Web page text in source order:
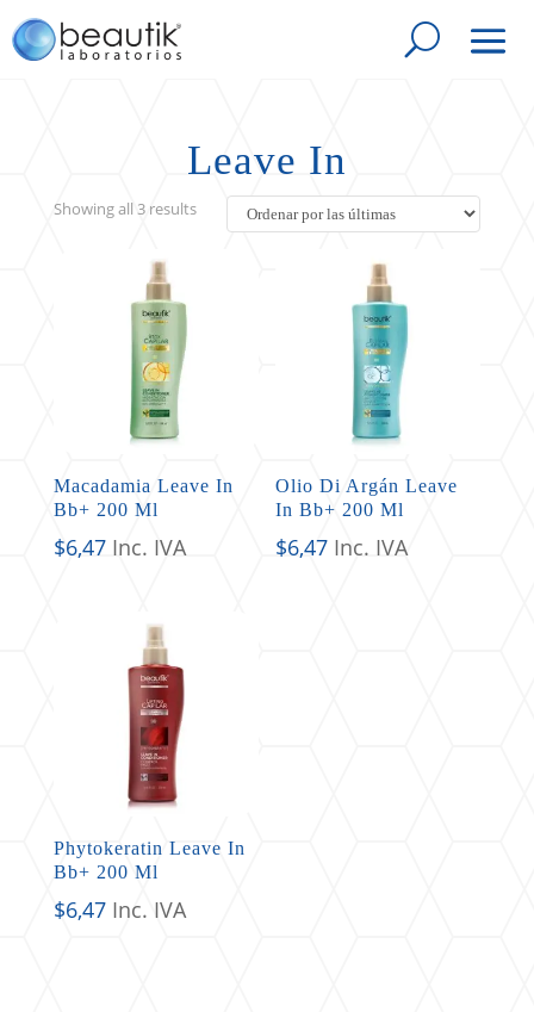
Leave In
Showing all 3 resultsSorted
Macadamia Leave In
Bb+ 200 Ml
$6,47 Inc. IVA
Olio Di Argán Leave
In Bb+ 200 Ml
$6,47 Inc. IVA
Phytokeratin Leave In
Bb+ 200 Ml
$6,47 Inc. IVA